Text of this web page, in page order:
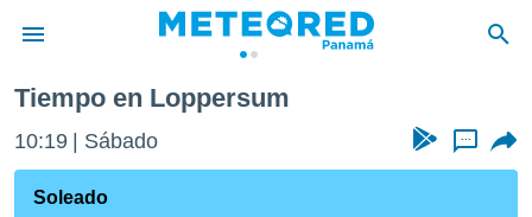
de
ha
Tiempo en Loppersum
10:19 Sábado ...
Soleado